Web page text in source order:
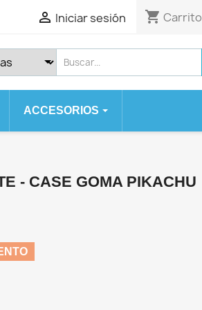
 Iniciar sesión shopping_cart Carrito
ACCESORIOS
- CASE GOMA PIKACHU